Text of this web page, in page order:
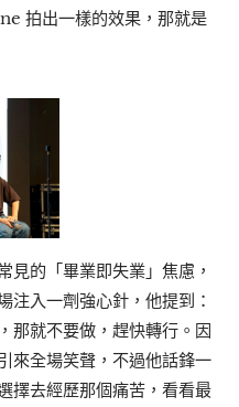
拍出一樣的效果，那就是
見的「畢業即失業」焦慮，
注入一劑強心針，他提到：
那就不要做，趕快轉行。因
來全場笑聲，不過他話鋒一
擇去經歷那個痛苦，看看最